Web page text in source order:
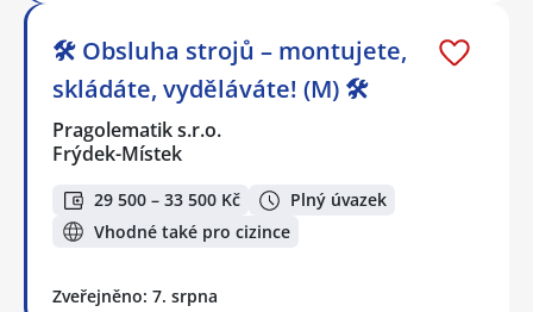
🛠️ Obsluha strojů – montujete,
skládáte, vyděláváte! (M) 🛠️
Pragolematik s.r.o.
Frýdek-Místek
29 500 – 33 500 Kč
Plný úvazek
Vhodné také pro cizince
Zveřejněno: 7. srpna